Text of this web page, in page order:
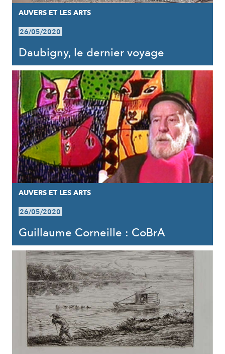
AUVERS ET LES ARTS
26/05/2020
Daubigny, le dernier voyage
AUVERS ET LES ARTS
26/05/2020
Guillaume Corneille : CoBrA